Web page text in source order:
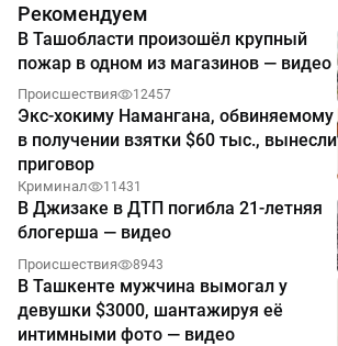
Рекомендуем
В Ташобласти произошёл крупный
пожар в одном из магазинов — видео
Происшествия 12457
Экс-хокиму Намангана, обвиняемому
в получении взятки $60 тыс., вынесли
приговор
Криминал 11431
В Джизаке в ДТП погибла 21-летняя
блогерша — видео
Происшествия 8943
В Ташкенте мужчина вымогал у
девушки $3000, шантажируя её
интимными фото — видео